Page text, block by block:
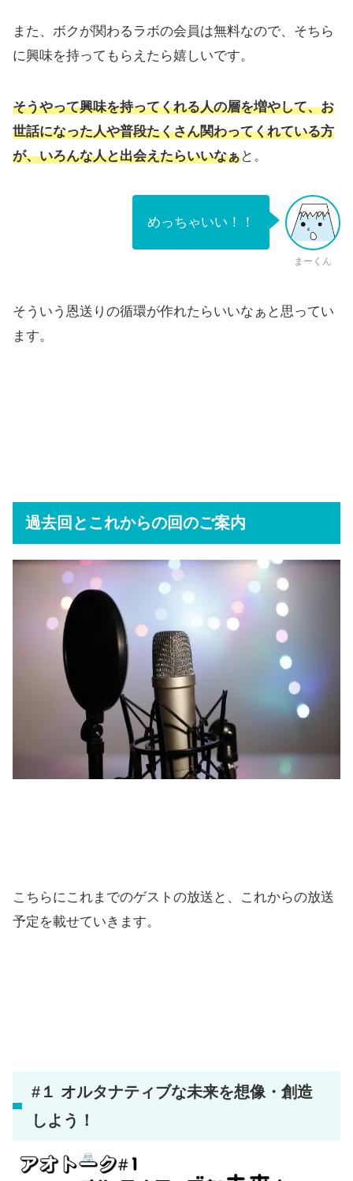
また、ボクが関わるラボの会員は無料なので、そちら
に興味を持ってもらえたら嬉しいです。
そうやって興味を持ってくれる人の層を増やして、お
世話になった人や普段たくさん関わってくれている方
が、いろんな人と出会えたらいいなぁと。
めっちゃいい！！
まーくん
そういう恩送りの循環が作れたらいいなぁと思ってい
ます。
過去回とこれからの回のご案内
こちらにこれまでのゲストの放送と、これからの放送
予定を載せていきます。
#１ オルタナティブな未来を想像・創造
しよう！